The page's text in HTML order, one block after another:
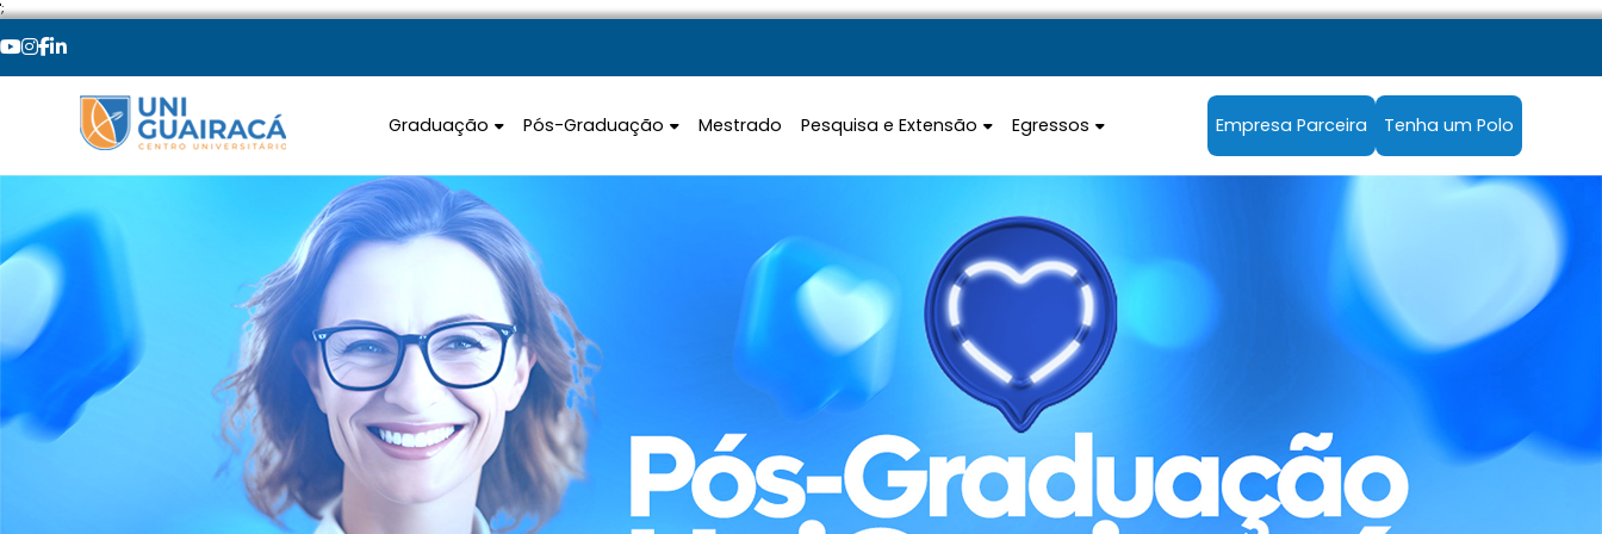
';
Graduação Pós-Graduação Mestrado Pesquisa e Extensão Egressos Empresa Parceira Tenha um Polo